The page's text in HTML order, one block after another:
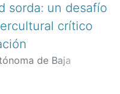
sorda: un desafío
crítico
de Baja
de Investigación y